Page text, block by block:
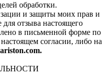
обработки.
и защиты моих прав и
отзыва настоящего
в письменной форме по
согласии, либо на